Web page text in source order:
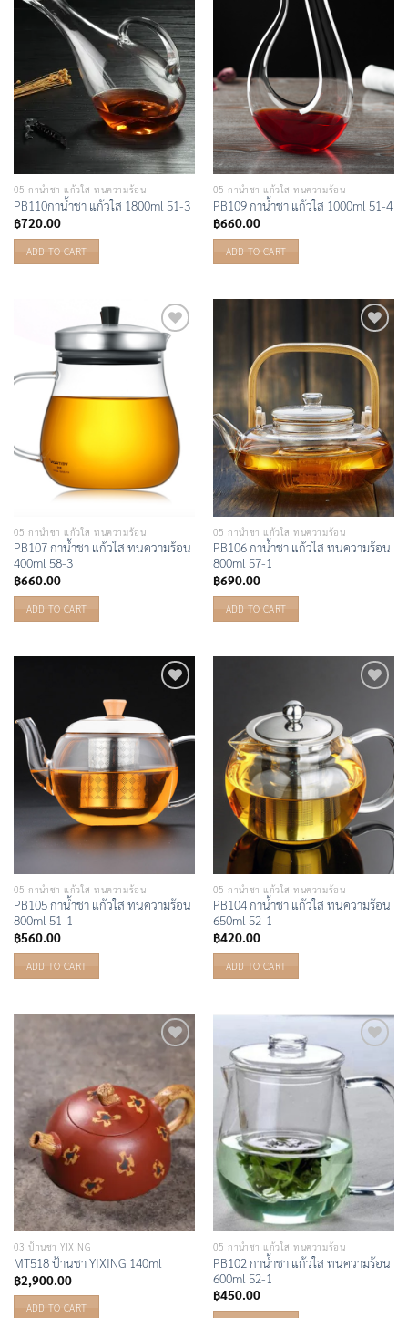
Wishlist
05 กาน้ำชา แก้วใส ทนความร้อน
PB110กาน้ำชา แก้วใส 1800ml 51-3
฿720.00
ADD TO CART
05 กาน้ำชา แก้วใส ทนความร้อน
PB109 กาน้ำชา แก้วใส 1000ml 51-4
฿660.00
ADD TO CART
Add to
Wishlist
05 กาน้ำชา แก้วใส ทนความร้อน
PB107 กาน้ำชา แก้วใส ทนความร้อน
400ml 58-3
฿660.00
ADD TO CART
Add to
Wishlist
05 กาน้ำชา แก้วใส ทนความร้อน
PB106 กาน้ำชา แก้วใส ทนความร้อน
800ml 57-1
฿690.00
ADD TO CART
05 กาน้ำชา แก้วใส ทนความร้อน
PB105 กาน้ำชา แก้วใส ทนความร้อน
800ml 51-1
฿560.00
ADD TO CART
05 กาน้ำชา แก้วใส ทนความร้อน
PB104 กาน้ำชา แก้วใส ทนความร้อน
650ml 52-1
฿420.00
ADD TO CART
Add to
03 ป้านชา YIXING
MT518 ป้านชา YIXING 140ml
฿2,900.00
ADD TO CART
Wishlist
05 กาน้ำชา แก้วใส ทนความร้อน
PB102 กาน้ำชา แก้วใส ทนความร้อน
600ml 52-1
฿450.00